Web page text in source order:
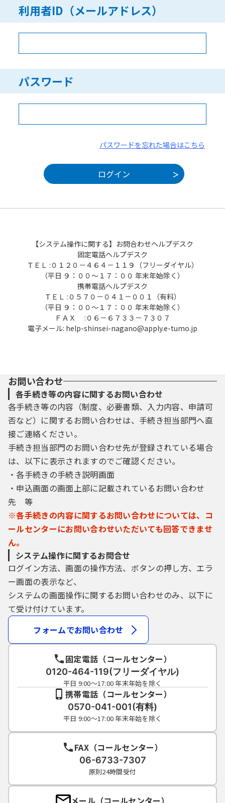
利用者ID（メールアドレス）
パスワード
パスワードを忘れた場合はこちら
【システム操作に関する】お問合わせヘルプデスク
固定電話ヘルプデスク
ＴＥＬ :０１２０－４６４－１１９（フリーダイヤル）
（平日 ９：００～１７：００ 年末年始除く）
携帯電話ヘルプデスク
ＴＥＬ :０５７０－０４１－００１（有料）
（平日 ９：００～１７：００ 年末年始除く）
ＦＡＸ :０６－６７３３－７３０７
電子メール: help-shinsei-nagano@apply.e-tumo.jp
お問い合わせ
各手続き等の内容に関するお問い合わせ
各手続き等の内容（制度、必要書類、入力内容、申請可
否など）に関するお問い合わせは、手続き担当部門へ直
接ご連絡ください。
手続き担当部門のお問い合わせ先が登録されている場合
は、以下に表示されますのでご確認ください。
・各手続きの手続き説明画面
・申込画面の画面上部に記載されているお問い合わせ
先 等
※各手続きの内容に関するお問い合わせについては、コ
ールセンターにお問い合わせいただいても回答できませ
ん。
システム操作に関するお問合せ
ログイン方法、画面の操作方法、ボタンの押し方、エラ
ー画面の表示など、
システムの画面操作に関するお問い合わせのみ、以下に
て受け付けています。
フォームでお問い合わせ
固定電話（コールセンター）
0120-464-119(フリーダイヤル)
平日 9:00～17:00 年末年始を除く
携帯電話（コールセンター）
0570-041-001(有料)
平日 9:00～17:00 年末年始を除く
FAX（コールセンター）
06-6733-7307
原則24時間受付
メール（コールセンター）